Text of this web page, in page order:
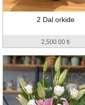
2 Dal orkide
2,500.00 ₺